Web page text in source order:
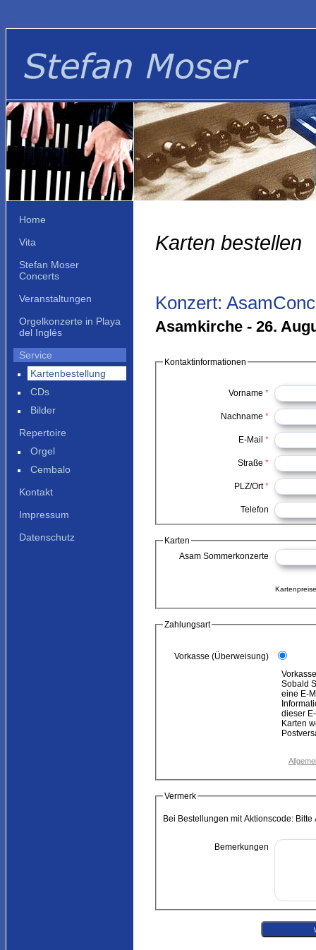
Karten bestellen
Konzert:
Asamkirche - 26.
Kontaktinformationen
Vorname *
Nachname *
E-Mail *
Straße *
PLZ/Ort*
Telefon
Karten
Asam Sommerkonzerte
Zahlungsart
Vorkasse (Überweisung)
Sobald
eine E-
dieser
Karten
Bei Bestellungen mit Aktionscode:
Vermerk
Bemerkungen
Home
Vita
Stefan Moser
Concerts
Veranstaltungen
Orgelkonzerte in Playa
del Inglés
Service
Kartenbestellung
CDs
Bilder
Repertoire
Orgel
Cembalo
Kontakt
Impressum
Datenschutz